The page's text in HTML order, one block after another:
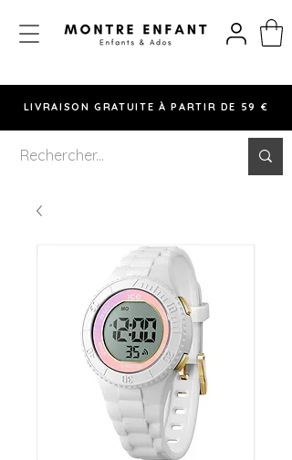
LIVRAISON GRATUITE À PARTIR DE 59 €